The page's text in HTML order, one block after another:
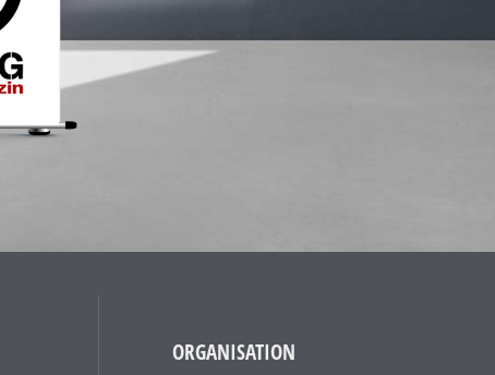
ORGANISATION